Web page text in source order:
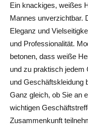
Ein knackiges, weißes
Mannes unverzichtbar.
Eleganz und
und Professionalität.
betonen, dass weiße
und zu praktisch jedem
und Geschäftskleidung
Ganz gleich, ob Sie an
wichtigen
Zusammenkunft